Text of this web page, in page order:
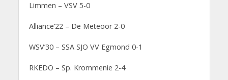
Limmen – VSV 5-0
Alliance’22 – De Meteoor 2-0
WSV’30 – SSA SJO VV Egmond 0-1
RKEDO – Sp. Krommenie 2-4